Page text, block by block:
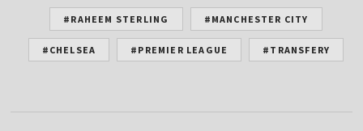
#RAHEEM STERLING #MANCHESTER CITY
#CHELSEA #PREMIER LEAGUE #TRANSFERY